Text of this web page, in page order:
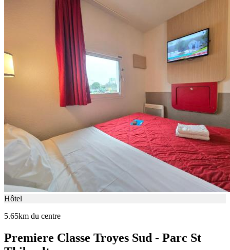
Hôtel
5.65km du centre
Premiere Classe Troyes Sud - Parc St